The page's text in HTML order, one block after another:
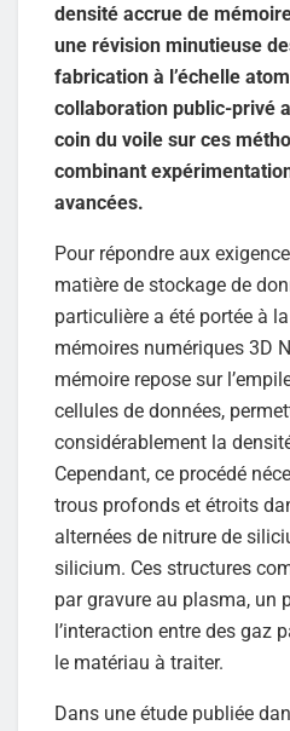
densité accrue de
une révision minutieuse
fabrication à l’échelle
collaboration public-privé
coin du voile sur ces
combinant
avancées.
Pour répondre aux
matière de stockage de
particulière a été portée à
mémoires numériques 3D
mémoire repose sur
cellules de données,
considérablement la
Cependant, ce procédé
trous profonds et étroits
alternées de nitrure de
silicium. Ces structures
par gravure au plasma, un
l’interaction entre des gaz
le matériau à traiter.
Dans une étude publiée